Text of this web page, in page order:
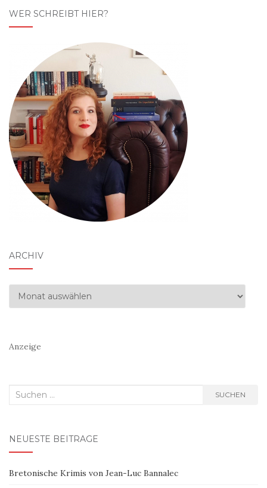
WER SCHREIBT HIER?
ARCHIV
Archiv
Anzeige
Suchen
SUCHEN
NEUESTE BEITRÄGE
Bretonische Krimis von Jean-Luc Bannalec